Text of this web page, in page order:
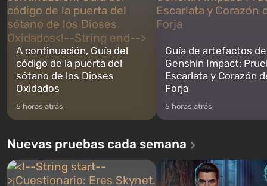
A continuación, Guía del
código de la puerta del
sótano de los Dioses
Oxidados
5 horas atrás
Guía de artefactos de
Genshin Impact:
Escarlata y Corazón
Forja
5 horas atrás
Nuevas pruebas cada semana